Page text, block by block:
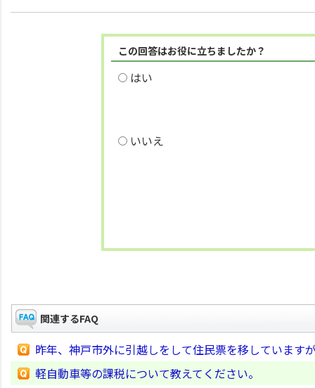
この回答はお役に立ちましたか？
はい
いいえ
関連するFAQ
昨年、神戸市外に引越しをして住民票を移しています
軽自動車等の課税について教えてください。